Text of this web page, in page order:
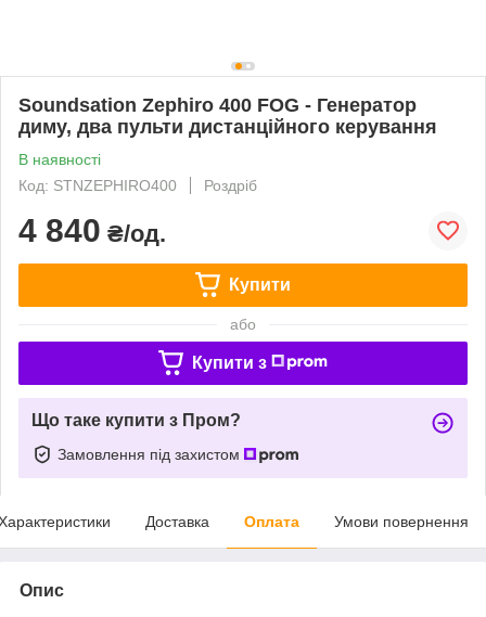
Soundsation Zephiro 400 FOG - Генератор
диму, два пульти дистанційного керування
В наявності
Код: STNZEPHIRO400
Роздріб
4 840 ₴/од.
Купити
або
Купити з
Що таке купити з Пром?
Замовлення під захистом
Доставка Оплата Умови повернення
Опис